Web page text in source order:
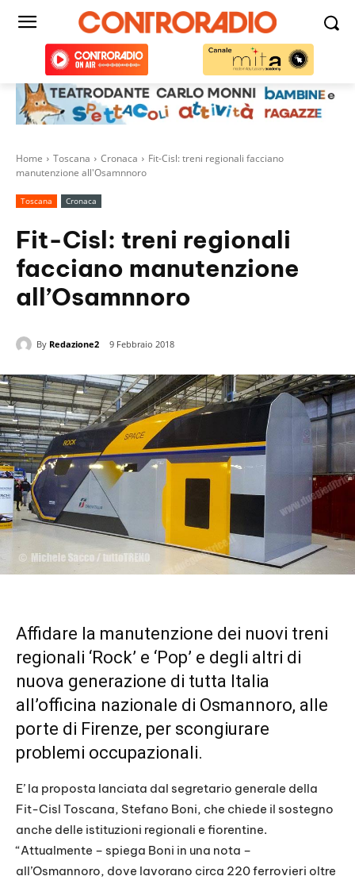
Home Toscana Cronaca
Fit-Cisl: treni regionali facciano
manutenzione all'Osamnnoro
Toscana Cronaca
Fit-Cisl: treni regionali
facciano manutenzione
all’Osamnnoro
By Redazione2 9 Febbraio 2018
Affidare la manutenzione dei nuovi treni
regionali ‘Rock’ e ‘Pop’ e degli altri di
nuova generazione di tutta Italia
all’officina nazionale di Osmannoro, alle
porte di Firenze, per scongiurare
problemi occupazionali.
E’ la proposta lanciata dal segretario generale della
Fit-Cisl Toscana, Stefano Boni, che chiede il sostegno
anche delle istituzioni regionali e fiorentine.
“Attualmente – spiega Boni in una nota –
all’Osmannoro, dove lavorano circa 220 ferrovieri oltre